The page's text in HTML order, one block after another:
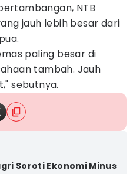
NTB
jauh lebih besar dari
paling besar di
tambah. Jauh
sebutnya.
Soroti Ekonomi Minus